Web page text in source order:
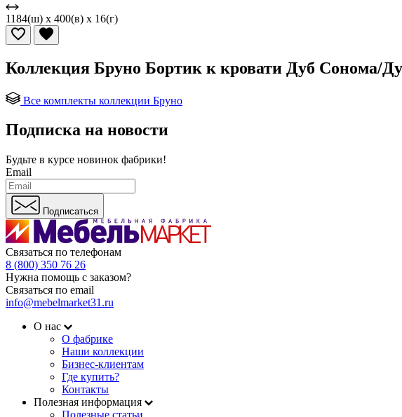
1184(ш) x 400(в) x 16(г)
Коллекция Бруно Бортик к кровати Дуб Сонома/
Все комплекты коллекции Бруно
Подписка на новости
Будьте в курсе новинок фабрики!
Email
Подписаться
Связаться по телефонам
8 (800) 350 76 26
Нужна помощь с заказом?
Связаться по email
info@mebelmarket31.ru
О нас
О фабрике
Наши коллекции
Бизнес-клиентам
Где купить?
Контакты
Полезная информация